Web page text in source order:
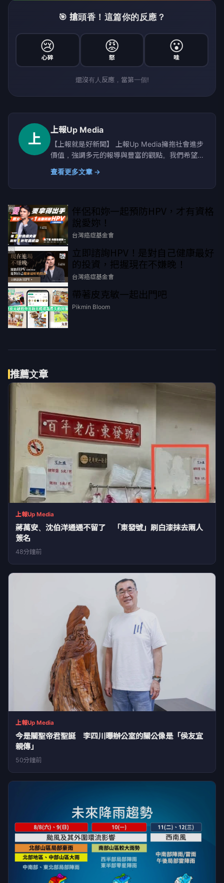
🎯 搶頭香！這篇你的反應？
😢
心碎
😡
怒
😮
哇
還沒有人反應，當第一個!
上
上報Up Media
【上報就是好新聞】 上報Up Media擁抱社會進步
價值，強調多元的報導與豐富的觀點。我們希望提
供讀者具有深度、廣度的原生新聞。
查看更多文章 →
PR
伴侶和妳一起預防HPV，才有資格
說愛妳！
台灣癌症基金會
PR
立即諮詢HPV！是對自己健康最好
的投資，把握現在不嫌晚！
台灣癌症基金會
PR 帶著皮克敏一起出門吧
Pikmin Bloom
推薦文章
上報Up Media
蔣萬安、沈伯洋通通不留了 「東發號」刷白漆抹去兩人
簽名
48分鐘前
上報Up Media
今是關聖帝君聖誕 李四川曝辦公室的關公像是「侯友宜
親傳」
50分鐘前